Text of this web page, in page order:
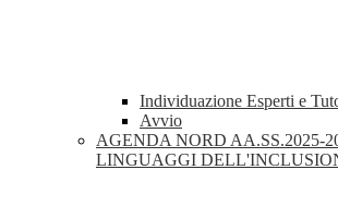
Individuazione Esperti e
Avvio
AGENDA NORD AA.SS.2025-
LINGUAGGI